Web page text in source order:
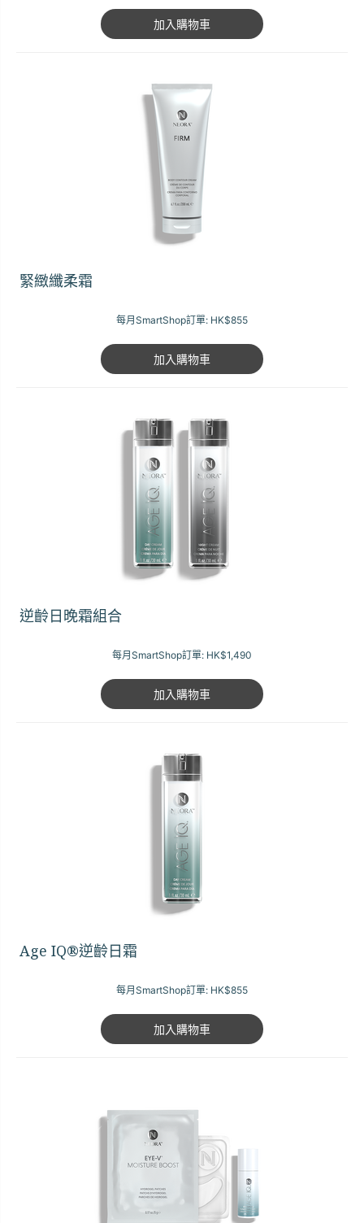
加入購物車
緊緻纖柔霜
每月SmartShop訂單: HK$855
加入購物車
逆齡日晚霜組合
每月SmartShop訂單: HK$1,490
加入購物車
Age IQ®逆齡日霜
每月SmartShop訂單: HK$855
加入購物車